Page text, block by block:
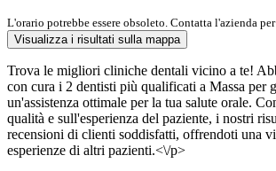
L'orario potrebbe essere obsoleto. Contatta l'azienda
Visualizza i risultati sulla mappa
Trova le migliori cliniche dentali vicino a te!
con cura i 2 dentisti più qualificati a Massa per
un'assistenza ottimale per la tua salute orale.
qualità e sull'esperienza del paziente, i nostri
recensioni di clienti soddisfatti, offrendoti una
esperienze di altri pazienti.<\/p>